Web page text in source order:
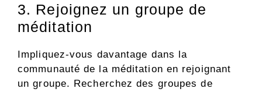
3. Rejoignez un groupe de
méditation
Impliquez-vous davantage dans la
communauté de la méditation en rejoignant
un groupe. Recherchez des groupes de